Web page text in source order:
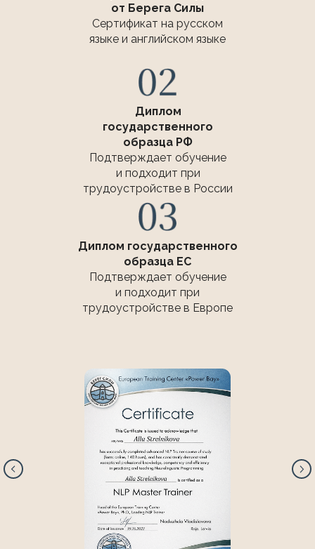
от Берега Силы
Сертификат на русском
языке и английском языке
Диплом
государственного
образца РФ
Подтверждает обучение
и подходит при
трудоустройстве в России
Диплом государственного
образца ЕС
Подтверждает обучение
и подходит при
трудоустройстве в Европе